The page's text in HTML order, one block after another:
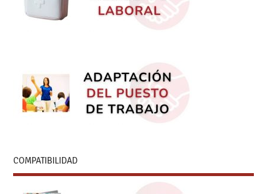
COMPATIBILIDAD